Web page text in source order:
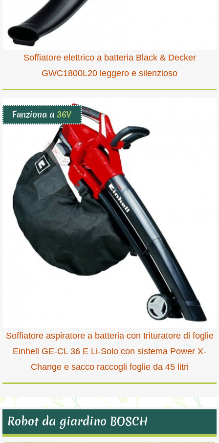
Soffiatore elettrico a batteria Black & Decker
GWC1800L20 leggero e silenzioso
Funziona a 36V
Soffiatore aspiratore a batteria con trituratore di foglie
Einhell GE-CL 36 E Li-Solo con sistema Power X-
Change e sacco raccogli foglie da 45 litri
Robot da giardino BOSCH